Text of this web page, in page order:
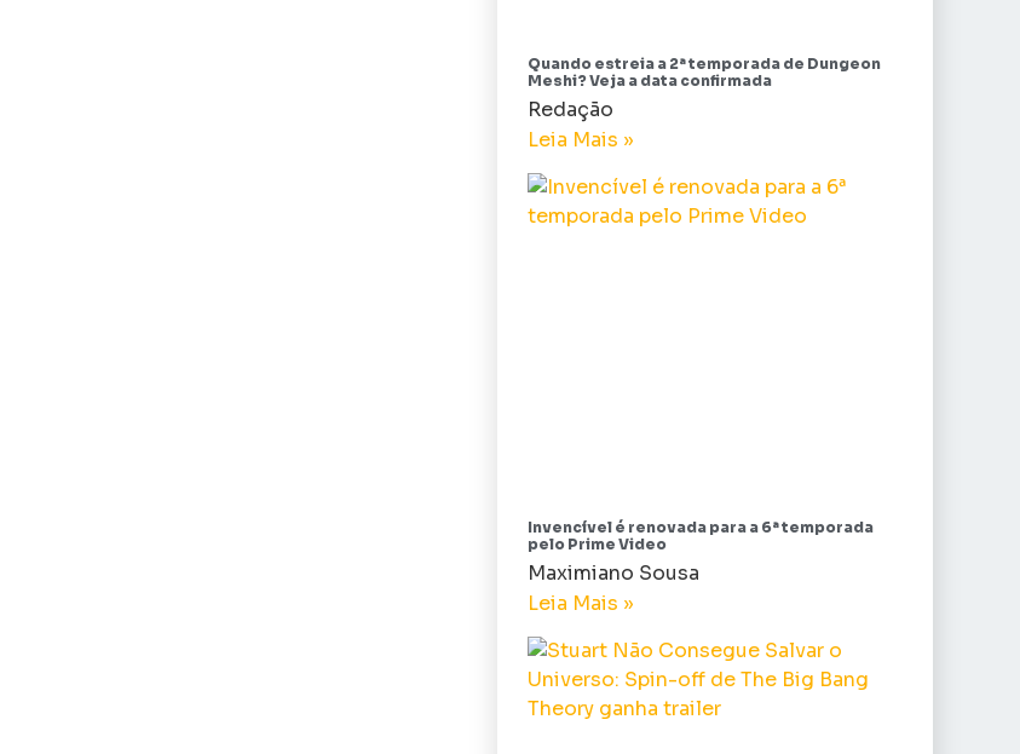
Quando estreia a 2ª temporada de Dungeon
Meshi? Veja a data confirmada
Redação
Leia Mais »
Invencível é renovada para a 6ª temporada
pelo Prime Video
Maximiano Sousa
Leia Mais »